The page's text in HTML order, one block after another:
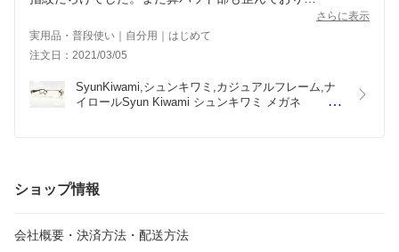
大変残念です。
梱包前に商売する以上
クリーニングであったり、歪みがないかの確認はすべきと思
います。
今後他の方が不快な思いをしない様
早急に改善して頂きたいです。
さらに表示
実用品・普段使い｜自分用｜はじめて
注文日：2021/03/05
SyunKiwami,シュンキワミ,カジュアルフレーム,ナ
イロールSyun Kiwami シュンキワミ メガネ
ショップ情報
会社概要・決済方法・配送方法